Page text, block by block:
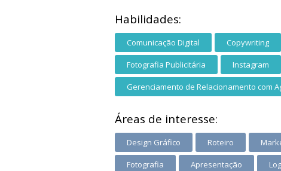
Habilidades:
Comunicação Digital Copywriting
Fotografia Publicitária Instagram
Gerenciamento de Relacionamento com
Áreas de interesse:
Design Gráfico Roteiro
Fotografia Apresentação